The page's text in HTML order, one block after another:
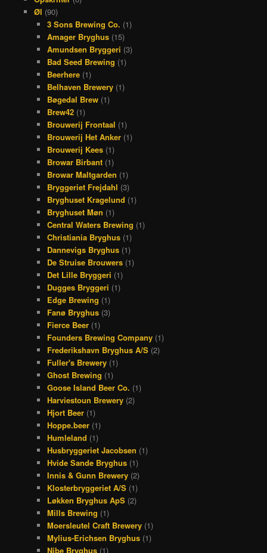
Øl (90)
3 Sons Brewing Co. (1)
Amager Bryghus (15)
Amundsen Bryggeri (3)
Bad Seed Brewing (1)
Beerhere (1)
Belhaven Brewery (1)
Bøgedal Brew (1)
Brew42 (1)
Brouwerij Frontaal (1)
Brouwerij Het Anker (1)
Brouwerij Kees (1)
Browar Birbant (1)
Browar Maltgarden (1)
Bryggeriet Frejdahl (3)
Bryghuset Kragelund (1)
Bryghuset Møn (1)
Central Waters Brewing (1)
Christiania Bryghus (1)
Dannevigs Bryghus (1)
De Struise Brouwers (1)
Det Lille Bryggeri (1)
Dugges Bryggeri (1)
Edge Brewing (1)
Fanø Bryghus (3)
Fierce Beer (1)
Founders Brewing Company (1)
Frederikshavn Bryghus A/S (2)
Fuller's Brewery (1)
Ghost Brewing (1)
Goose Island Beer Co. (1)
Harviestoun Brewery (2)
Hjort Beer (1)
Hoppe.beer (1)
Humleland (1)
Husbryggeriet Jacobsen (1)
Hvide Sande Bryghus (1)
Innis & Gunn Brewery (2)
Klosterbryggeriet A/S (1)
Løkken Bryghus ApS (2)
Mills Brewing (1)
Moersleutel Craft Brewery (1)
Mylius-Erichsen Bryghus (1)
Nibe Bryghus (1)